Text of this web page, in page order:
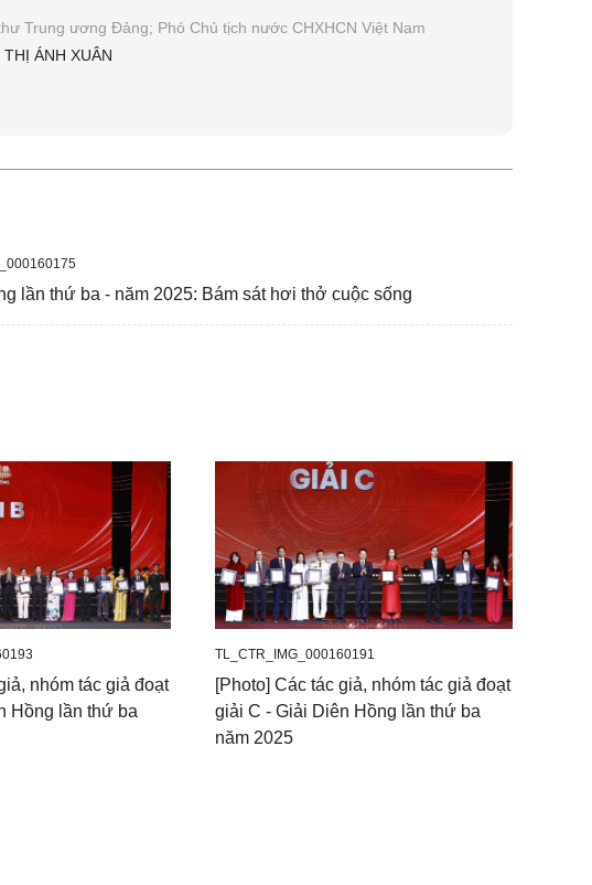
Trung ương Đảng; Phó Chủ tịch nước CHXHCN Việt Nam
THỊ ÁNH XUÂN
lần thứ ba - năm 2025: Bám sát hơi thở cuộc sống
nhóm tác giả đoạt
Hồng lần thứ ba
TL_CTR_IMG_000160191
[Photo] Các tác giả, nhóm tác giả đoạt
giải C - Giải Diên Hồng lần thứ ba
năm 2025